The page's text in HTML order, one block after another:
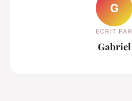
G
ECRIT PAR
Gabriel